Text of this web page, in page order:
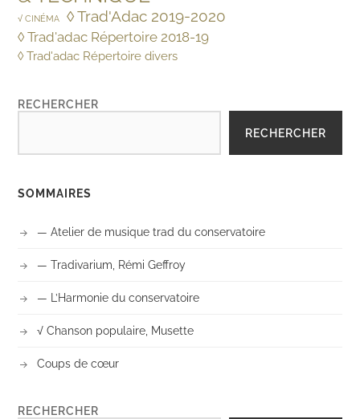
√ CINÉMA ◊ Trad'Adac 2019-2020
◊ Trad'adac Répertoire 2018-19
◊ Trad'adac Répertoire divers
RECHERCHER
RECHERCHER
SOMMAIRES
— Atelier de musique trad du conservatoire
— Tradivarium, Rémi Geffroy
— L’Harmonie du conservatoire
√ Chanson populaire, Musette
Coups de cœur
RECHERCHER